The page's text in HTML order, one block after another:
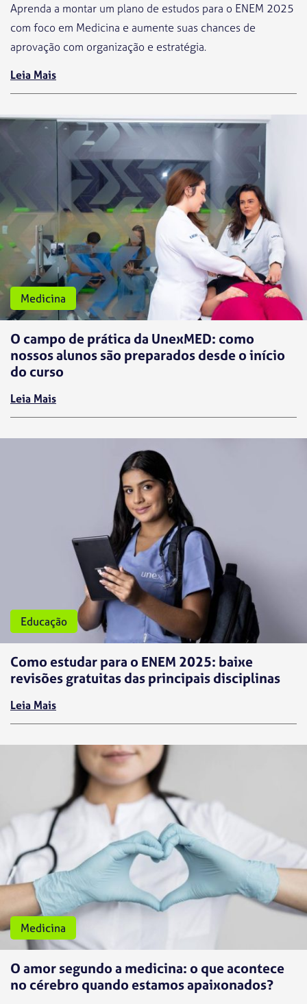
Aprenda a montar um plano de estudos para o ENEM 2025
com foco em Medicina e aumente suas chances de
aprovação com organização e estratégia.
Leia Mais
Medicina
O campo de prática da UnexMED: como
nossos alunos são preparados desde o início
do curso
Leia Mais
Medicina
Educação
Como estudar para o ENEM 2025: baixe
revisões gratuitas das principais disciplinas
Leia Mais
Medicina
O amor segundo a medicina: o que acontece
no cérebro quando estamos apaixonados?